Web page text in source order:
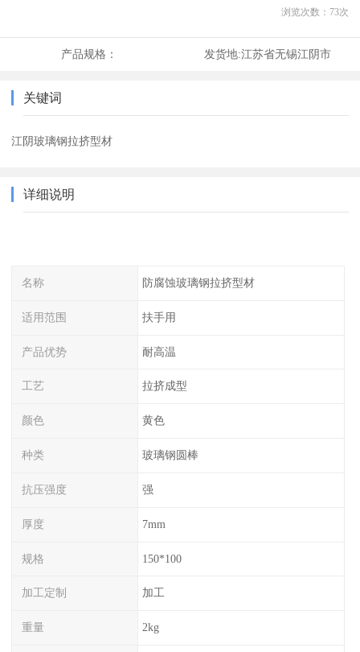
浏览次数： 73次
产品规格： 发货地:江苏省无锡江阴市
关键词
江阴玻璃钢拉挤型材
详细说明
名称 防腐蚀玻璃钢拉挤型材
适用范围 扶手用
产品优势 耐高温
工艺 拉挤成型
颜色 黄色
种类 玻璃钢圆棒
抗压强度 强
厚度 7mm
规格 150*100
加工定制 加工
重量 2kg